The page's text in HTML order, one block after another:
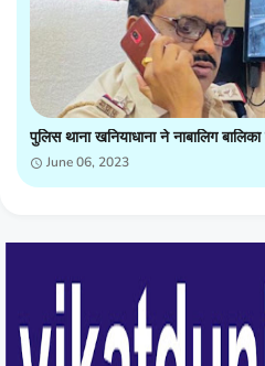
पुलिस थाना खनियाधाना ने नाबालिग
June 06, 2023